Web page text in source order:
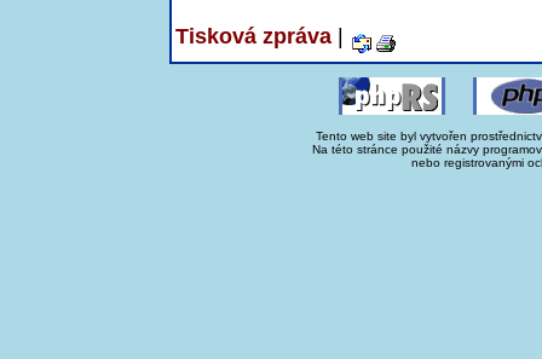
Tisková zpráva
Tento web site byl vytvořen
Na této stránce použité názvy
nebo registrovanými